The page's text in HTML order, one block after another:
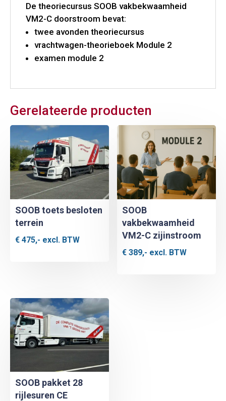
De theoriecursus SOOB vakbekwaamheid
VM2-C doorstroom bevat:
twee avonden theoriecursus
vrachtwagen-theorieboek Module 2
examen module 2
Gerelateerde producten
SOOB toets besloten
terrein
€ 475,- excl. BTW
SOOB
vakbekwaamheid
VM2-C zijinstroom
€ 389,- excl. BTW
SOOB pakket 28
rijlesuren CE